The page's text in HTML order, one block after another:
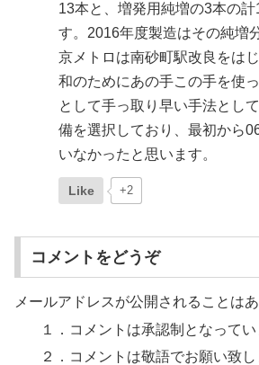
13本と、増発用純増の3本の計
す。2016年度製造はその純増
京メトロは南砂町駅改良をは
和のためにあの手この手を使
として手っ取り早い手法とし
備を選択しており、最初から
いなかったと思います。
Like +2
コメントをどうぞ
メールアドレスが公開されることはあ
１．コメントは承認制となってい
２．コメントは敬語でお願い致し